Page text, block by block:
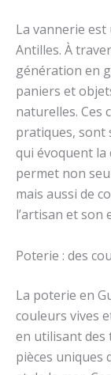
La vannerie
Antilles. À
génération en
paniers et
naturelles. Ces
pratiques, sont
qui évoquent la
permet non
mais aussi de
l’artisan et son
Poterie : des
La poterie en
couleurs vives
en utilisant des
pièces uniques